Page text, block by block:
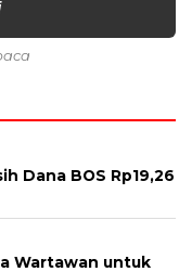
Dana BOS Rp19,26
Wartawan untuk